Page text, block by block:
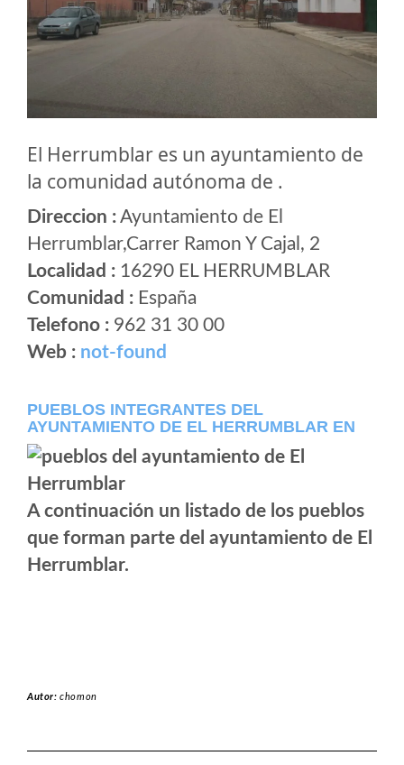
El Herrumblar es un ayuntamiento de
la comunidad autónoma de .
Direccion :Ayuntamiento de El
Herrumblar,Carrer Ramon Y Cajal, 2
Localidad : 16290 EL HERRUMBLAR
Comunidad : España
Telefono : 962 31 30 00
Web : not-found
PUEBLOS INTEGRANTES DEL
AYUNTAMIENTO DE EL HERRUMBLAR EN
A continuación un listado de los pueblos
que forman parte del ayuntamiento de El
Herrumblar.
Autor:chomon